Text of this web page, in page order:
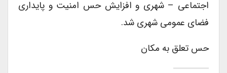
اجتماعی – شهری و افزایش حس امنیت و پایداری
فضای عمومی شهری شد.
حس تعلق به مکان